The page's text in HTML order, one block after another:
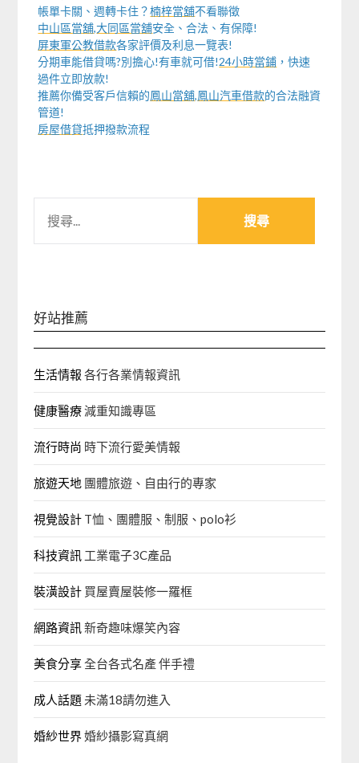
帳單卡關、週轉卡住？楠梓當舖不看聯徵
中山區當舖,大同區當舖安全、合法、有保障!
屏東軍公教借款各家評價及利息一覽表!
分期車能借貸嗎?別擔心!有車就可借!24小時當鋪 ，快速
過件立即放款!
推薦你備受客戶信賴的鳳山當舖,鳳山汽車借款的合法融資
管道!
房屋借貸抵押撥款流程
關
好站推薦
生活情報 各行各業情報資訊
健康醫療減重知識專區
流行時尚 時下流行愛美情報
旅遊天地 團體旅遊、自由行的專家‎
視覺設計 T恤、團體服、制服、polo衫
科技資訊 工業電子3C產品
裝潢設計 買屋賣屋裝修一羅框
網路資訊 新奇趣味爆笑內容
美食分享全台各式名產 伴手禮
成人話題 未滿18請勿進入
婚紗世界婚紗攝影寫真網